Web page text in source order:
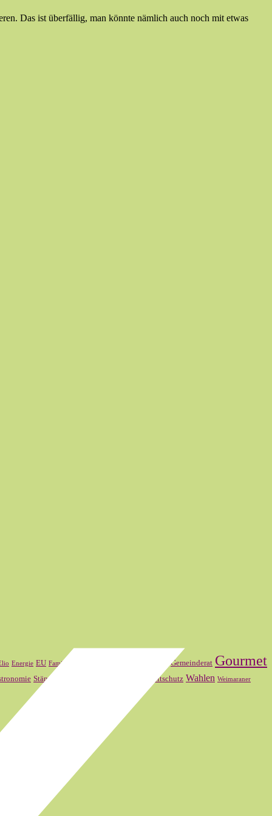
Das ist überfällig, man könnte nämlich auch noch mit etwas
Energie EU Familienmitglied Gemeinderat Gourmet
Ständerat Umweltschutz Wahlen Weimaraner